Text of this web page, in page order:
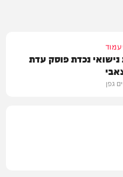
נכדת פוסק עדת
גפן